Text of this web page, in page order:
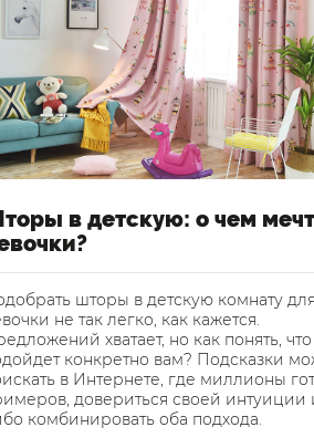
в детскую: о чем
шторы в детскую комнату для
не так легко, как кажется.
хватает, но как понять, что
конкретно вам? Подсказки
в Интернете, где миллионы
довериться своей интуиции
комбинировать оба подхода.